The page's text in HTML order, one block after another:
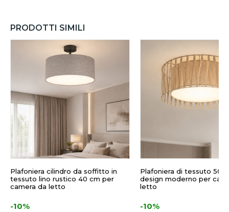
PRODOTTI SIMILI
Plafoniera cilindro da soffitto in
tessuto lino rustico 40 cm per
camera da letto
-10%
Plafoniera di tessuto 50
design moderno per
letto
-10%